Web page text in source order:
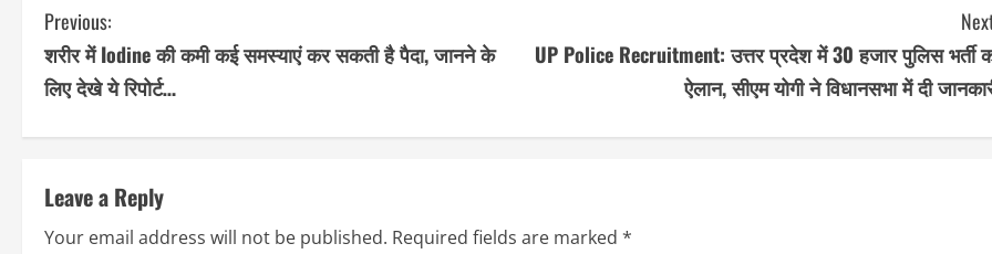
C
o
i
Previous:
शरीर में Iodine की कमी कई समस्याएं कर सकती है पैदा, जानने के
लिए देखे ये रिपोर्ट…
UP Police Recruitment: उत्तर प्रदेश में 30 हजार पुलिस भर्ती
ऐलान, सीएम योगी ने विधानसभा में दी
Leave a Reply
Your email address will not be published. Required fields are marked *